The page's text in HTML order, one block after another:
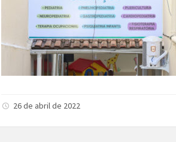
26 de abril de 2022